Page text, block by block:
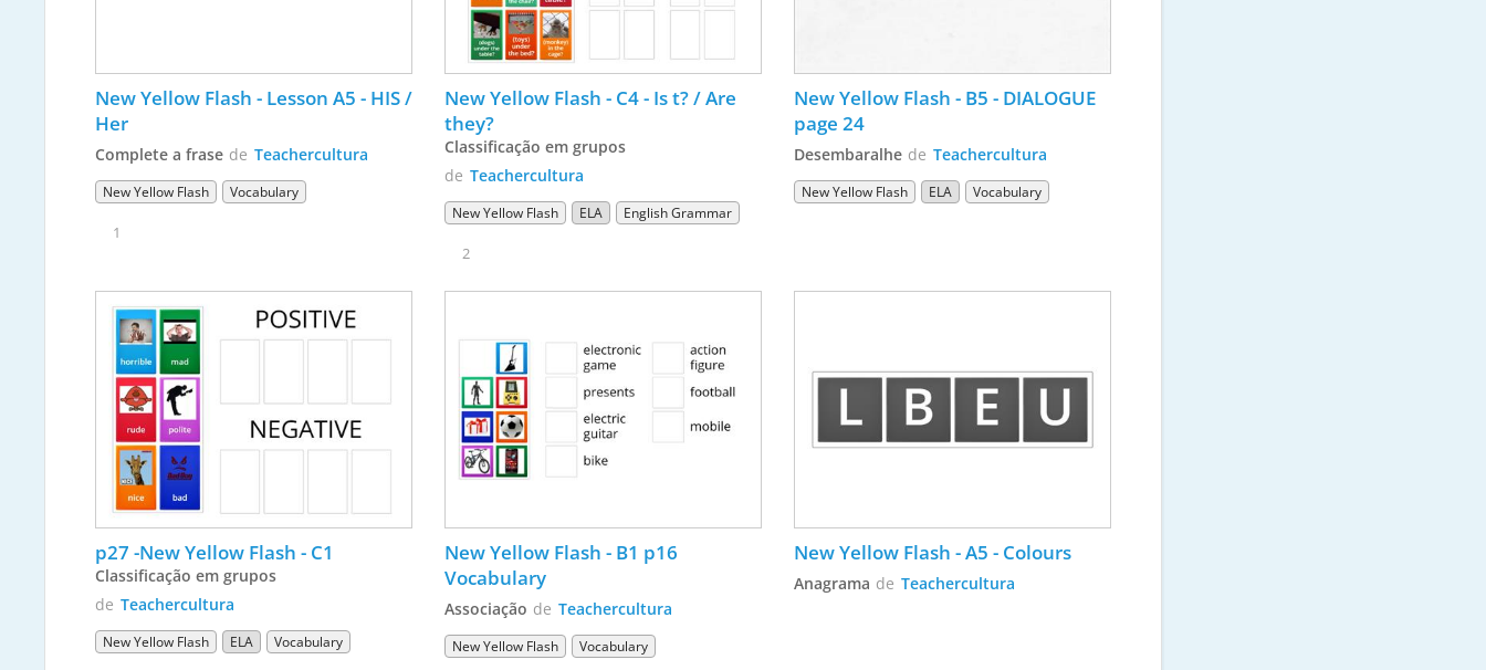
New Yellow Flash - Lesson A5 - HIS /
Her
Complete a frase de Teachercultura
New Yellow Flash Vocabulary
1
New Yellow Flash - C4 - Is t? / Are
they?
Classificação em grupos
de Teachercultura
New Yellow Flash ELA English Grammar
2
New Yellow Flash - B5 - DIALOGUE
page 24
Desembaralhe de Teachercultura
New Yellow Flash ELA Vocabulary
Classificação em grupos
de Teachercultura
New Yellow Flash ELA Vocabulary
New Yellow Flash - B1 p16
Vocabulary
Associação de Teachercultura
New Yellow Flash Vocabulary
New Yellow Flash - A5 - Colours
Anagrama de Teachercultura